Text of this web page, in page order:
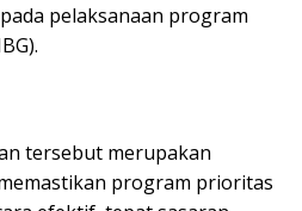
pelaksanaan program
tersebut merupakan
program prioritas